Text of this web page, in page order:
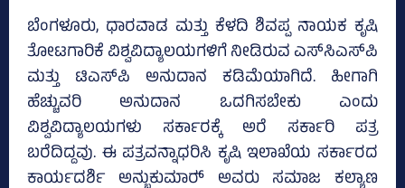
ಬೆಂಗಳೂರು, ಧಾರವಾಡ ಮತ್ತು ಕೆಳದಿ ಶಿವಪ್ಪ ನಾಯಕ ಕೃಷಿ
ತೋಟಗಾರಿಕೆ ವಿಶ್ವವಿದ್ಯಾಲಯಗಳಿಗೆ ನೀಡಿರುವ ಎಸ್‌ಸಿಎಸ್‌ಪಿ
ಮತ್ತು ಟಿಎಸ್‌ಪಿ ಅನುದಾನ ಕಡಿಮೆಯಾಗಿದೆ. ಹೀಗಾಗಿ
ಹೆಚ್ಚುವರಿ ಅನುದಾನ ಒದಗಿಸಬೇಕು ಎಂದು
ವಿಶ್ವವಿದ್ಯಾಲಯಗಳು ಸರ್ಕಾರಕ್ಕೆ ಅರೆ ಸರ್ಕಾರಿ ಪತ್ರ
ಬರೆದಿದ್ದವು. ಈ ಪತ್ರವನ್ನಾಧರಿಸಿ ಕೃಷಿ ಇಲಾಖೆಯ ಸರ್ಕಾರದ
ಕಾರ್ಯದರ್ಶಿ ಅನ್ಬುಕುಮಾರ್‍‌ ಅವರು ಸಮಾಜ ಕಲ್ಯಾಣ